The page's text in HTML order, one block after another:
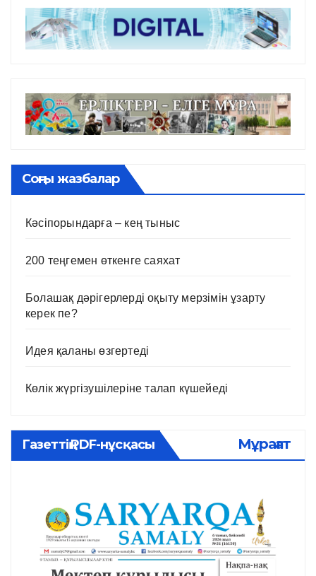
Соңғы жазбалар
Кәсіпорындарға – кең тыныс
200 теңгемен өткенге саяхат
Болашақ дәрігерлерді оқыту мерзімін ұзарту
керек пе?
Идея қаланы өзгертеді
Көлік жүргізушілеріне талап күшейеді
Газеттің PDF-нұсқасы Мұрағат